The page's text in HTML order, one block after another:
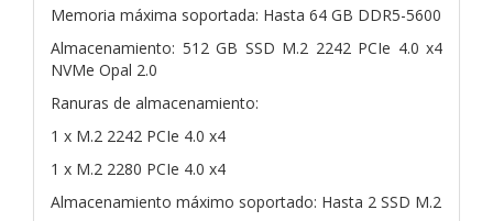
Memoria máxima soportada: Hasta 64 GB DDR5-5600
Almacenamiento: 512 GB SSD M.2 2242 PCIe 4.0 x4
NVMe Opal 2.0
Ranuras de almacenamiento:
1 x M.2 2242 PCIe 4.0 x4
1 x M.2 2280 PCIe 4.0 x4
Almacenamiento máximo soportado: Hasta 2 SSD M.2